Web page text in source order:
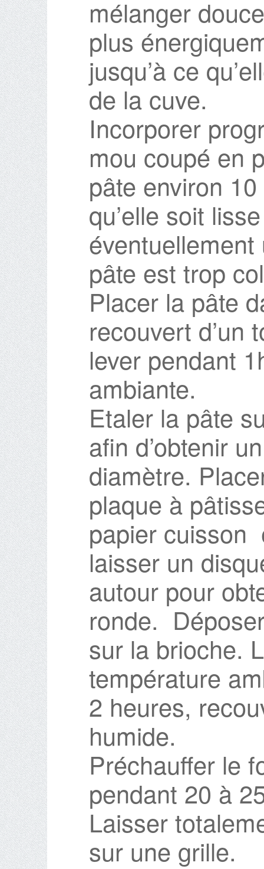
mélanger
plus
jusqu’à ce
de la cuve.
Incorporer
mou coupé en
pâte environ
qu’elle soit
pâte est trop
Placer la pâte
recouvert d’un
lever pendant
ambiante.
Etaler la pâte
afin d’obtenir
diamètre.
plaque à
papier
laisser un
autour pour
ronde.
sur la brioche.
température
2 heures,
humide.
Préchauffer le
pendant 20 à
Laisser
sur une grille.